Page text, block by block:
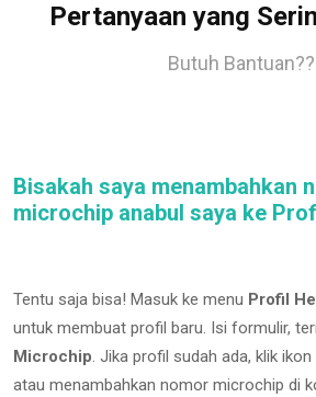
Pertanyaan yang
Butuh
Bisakah saya menambahkan
microchip anabul saya ke
Tentu saja bisa! Masuk ke menu Profil
untuk membuat profil baru. Isi formulir,
Microchip. Jika profil sudah ada, klik
atau menambahkan nomor microchip di